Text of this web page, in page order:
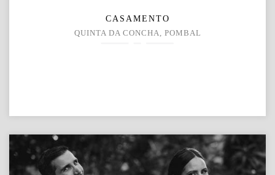
CASAMENTO
QUINTA DA CONCHA, POMBAL